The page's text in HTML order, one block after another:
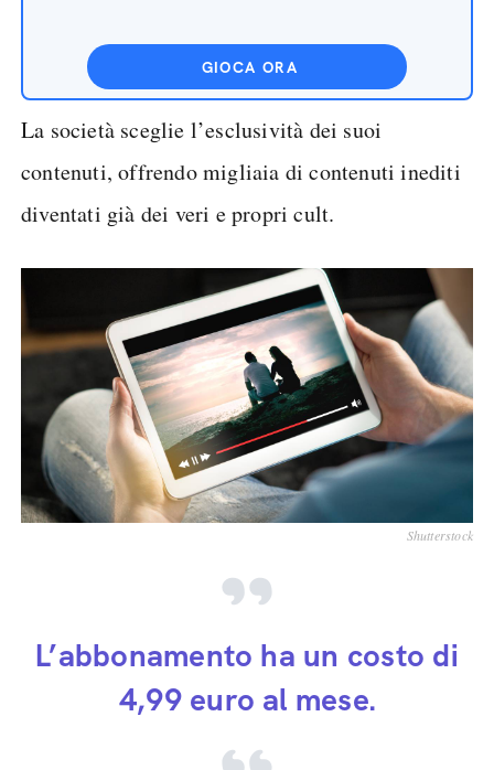
GIOCA ORA
La società sceglie l’esclusività dei suoi
contenuti, offrendo migliaia di contenuti inediti
diventati già dei veri e propri cult.
Shutterstock
L’abbonamento ha un costo di
4,99 euro al mese.